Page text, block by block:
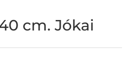
cm. Jókai